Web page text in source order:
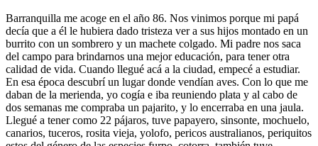
Barranquilla me acoge en el año 86. Nos vinimos porque mi papá
decía que a él le hubiera dado tristeza ver a sus hijos montado en un
burrito con un sombrero y un machete colgado. Mi padre nos saca
del campo para brindarnos una mejor educación, para tener otra
calidad de vida. Cuando llegué acá a la ciudad, empecé a estudiar.
En esa época descubrí un lugar donde vendían aves. Con lo que me
daban de la merienda, yo cogía e iba reuniendo plata y al cabo de
dos semanas me compraba un pajarito, y lo encerraba en una jaula.
Llegué a tener como 22 pájaros, tuve papayero, sinsonte, mochuelo,
canarios, tuceros, rosita vieja, yolofo, pericos australianos, periquitos